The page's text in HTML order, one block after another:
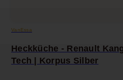
VanEssa
Heckküche - Renault
Tech | Korpus Silber